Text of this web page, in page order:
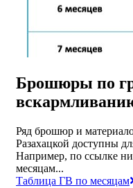
Брошюры по
Ряд брошюр и
Разахацкой доступны
Например, по ссылке
месяцам...
Таблица ГВ по месяцам